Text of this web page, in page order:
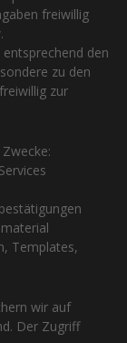
freiwillig
den
zu den
zur
Templates,
wir auf
Der Zugriff